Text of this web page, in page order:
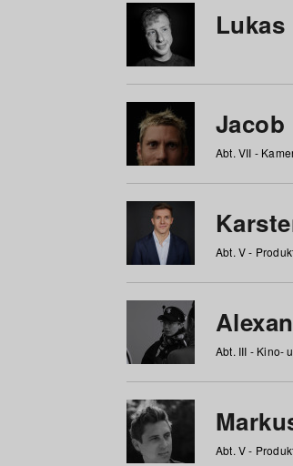
Lukas
Jacob
Abt. VII -
Abt. V -
Abt. III - Kino-
Abt. V -